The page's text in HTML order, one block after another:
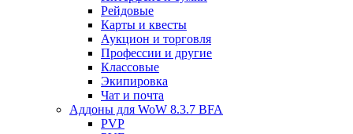
Рейдовые
Карты и квесты
Аукцион и торговля
Профессии и другие
Классовые
Экипировка
Чат и почта
Аддоны для WoW 8.3.7 BFA
PVP